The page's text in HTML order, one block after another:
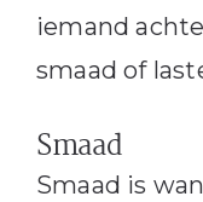
iemand
smaad of
Smaad
Smaad is